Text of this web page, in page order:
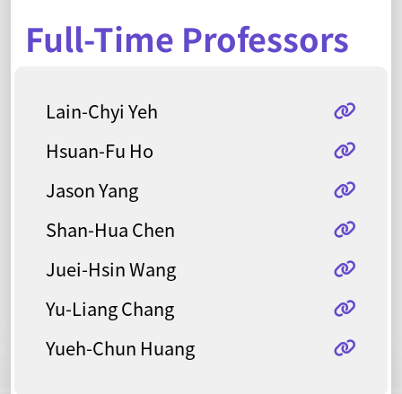
Full-Time Professors
Lain-Chyi Yeh
Hsuan-Fu Ho
Jason Yang
Shan-Hua Chen
Juei-Hsin Wang
Yu-Liang Chang
Yueh-Chun Huang